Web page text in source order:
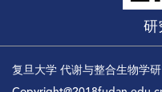
研
复旦大学 代谢与整合生物学